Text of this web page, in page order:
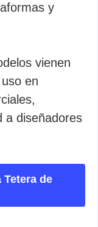
y
vienen
en
a diseñadores
Tetera de